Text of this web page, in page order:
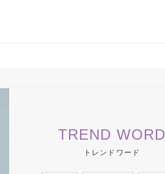
TREND WORD
トレンドワード